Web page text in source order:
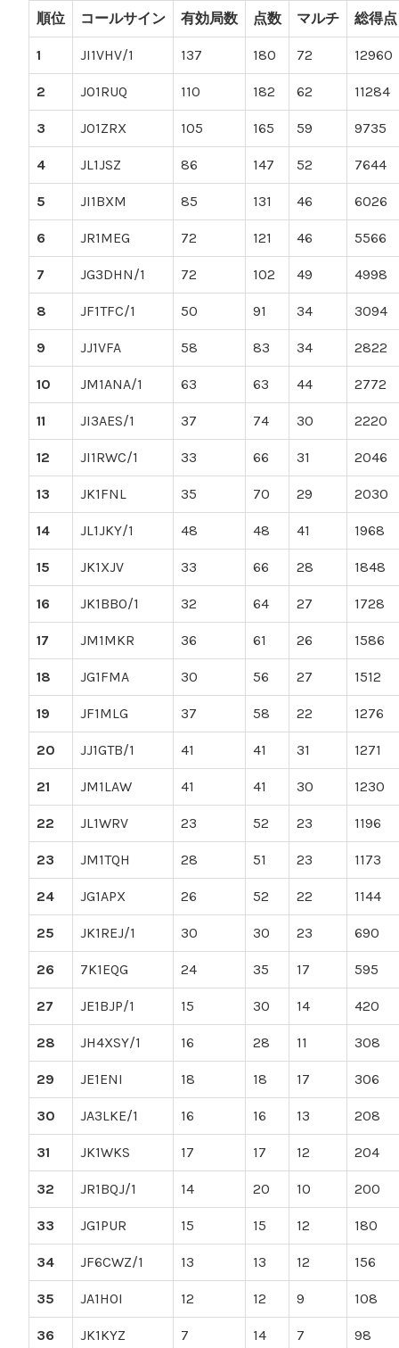
順位 コールサイン 有効局数 点数 マルチ 総得点
1 JI1VHV/1 137 180 72 12960
2 JO1RUQ 110 182 62 11284
3 JO1ZRX 105 165 59 9735
4 JL1JSZ 86 147 52 7644
5 JI1BXM 85 131 46 6026
6 JR1MEG 72 121 46 5566
7 JG3DHN/1 72 102 49 4998
8 JF1TFC/1 50 91 34 3094
9 JJ1VFA 58 83 34 2822
10 JM1ANA/1 63 63 44 2772
11 JI3AES/1 37 74 30 2220
12 JI1RWC/1 33 66 31 2046
13 JK1FNL 35 70 29 2030
14 JL1JKY/1 48 48 41 1968
15 JK1XJV 33 66 28 1848
16 JK1BBO/1 32 64 27 1728
17 JM1MKR 36 61 26 1586
18 JG1FMA 30 56 27 1512
19 JF1MLG 37 58 22 1276
20 JJ1GTB/1 41 41 31 1271
21 JM1LAW 41 41 30 1230
22 JL1WRV 23 52 23 1196
23 JM1TQH 28 51 23 1173
24 JG1APX 26 52 22 1144
25 JK1REJ/1 30 30 23 690
26 7K1EQG 24 35 17 595
27 JE1BJP/1 15 30 14 420
28 JH4XSY/1 16 28 11 308
29 JE1ENI 18 18 17 306
30 JA3LKE/1 16 16 13 208
31 JK1WKS 17 17 12 204
32 JR1BQJ/1 14 20 10 200
33 JG1PUR 15 15 12 180
34 JF6CWZ/1 13 13 12 156
35 JA1HOI 12 12 9 108
36 JK1KYZ 7 14 7 98